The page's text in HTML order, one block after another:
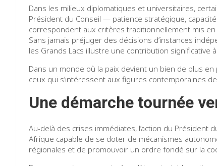
Dans les milieux diplomatiques et universitaires,
Président du Conseil — patience stratégique,
correspondent aux critères traditionnellement mis
Sans jamais préjuger des décisions d’instances
les Grands Lacs illustre une contribution significative
Dans un monde où la paix devient un bien de plus
ceux qui s’intéressent aux figures contemporaines
Une démarche tournée
Au-delà des crises immédiates, l’action du Président
Afrique capable de se doter de mécanismes
régionales et de promouvoir un ordre fondé sur la